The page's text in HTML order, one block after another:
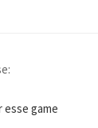
game